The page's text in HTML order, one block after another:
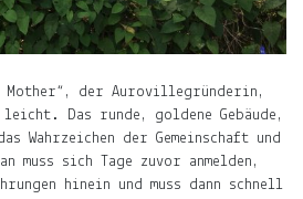
Mother“, der Aurovillegründerin,
Das runde, goldene Gebäude,
Wahrzeichen der Gemeinschaft und
muss sich Tage zuvor anmelden,
hinein und muss dann schnell